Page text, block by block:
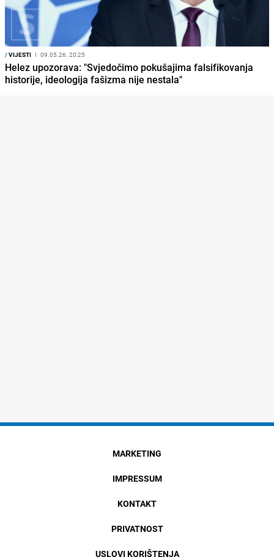
/VIJESTI I 09.05.26. 20:25
Helez upozorava: "Svjedočimo pokušajima falsifikovanja
historije, ideologija fašizma nije nestala"
MARKETING
IMPRESSUM
KONTAKT
PRIVATNOST
USLOVI KORIŠTENJA